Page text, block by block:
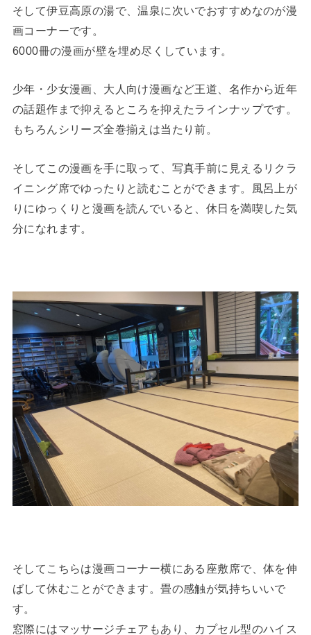
そして伊豆高原の湯で、温泉に次いでおすすめなのが漫
画コーナーです。
6000冊の漫画が壁を埋め尽くしています。
少年・少女漫画、大人向け漫画など王道、名作から近年
の話題作まで抑えるところを抑えたラインナップです。
もちろんシリーズ全巻揃えは当たり前。
そしてこの漫画を手に取って、写真手前に見えるリクラ
イニング席でゆったりと読むことができます。風呂上が
りにゆっくりと漫画を読んでいると、休日を満喫した気
分になれます。
そしてこちらは漫画コーナー横にある座敷席で、体を伸
ばして休むことができます。畳の感触が気持ちいいで
す。
窓際にはマッサージチェアもあり、カプセル型のハイス